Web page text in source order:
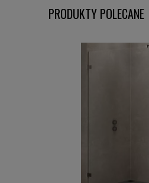
PRODUKTY POLECANE